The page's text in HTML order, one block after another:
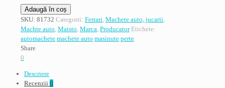
Cantitate
Ferrari
SF90
stradale
Hybrid
1000hp,
1/24
Adaugă în coș
SKU: 81732 Categorii: Ferrari, Machete auto, jucarii,
Machte auto, Maisto, Marca, Producator Etichete:
automachete machete auto masinute perte
Share
0
Descriere
Recenzii 0